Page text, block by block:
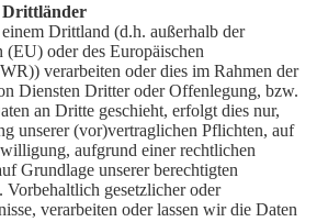
Drittländer
Drittland (d.h. außerhalb der
oder des Europäischen
verarbeiten oder dies im Rahmen der
Diensten Dritter oder Offenlegung, bzw.
an Dritte geschieht, erfolgt dies nur,
unserer (vor)vertraglichen Pflichten, auf
aufgrund einer rechtlichen
Grundlage unserer berechtigten
Vorbehaltlich gesetzlicher oder
verarbeiten oder lassen wir die Daten